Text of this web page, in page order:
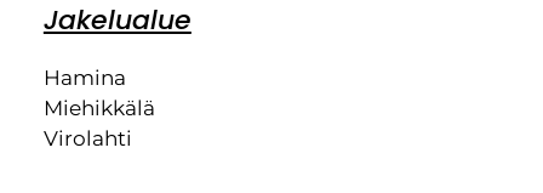
Jakelualue
Hamina
Miehikkälä
Virolahti